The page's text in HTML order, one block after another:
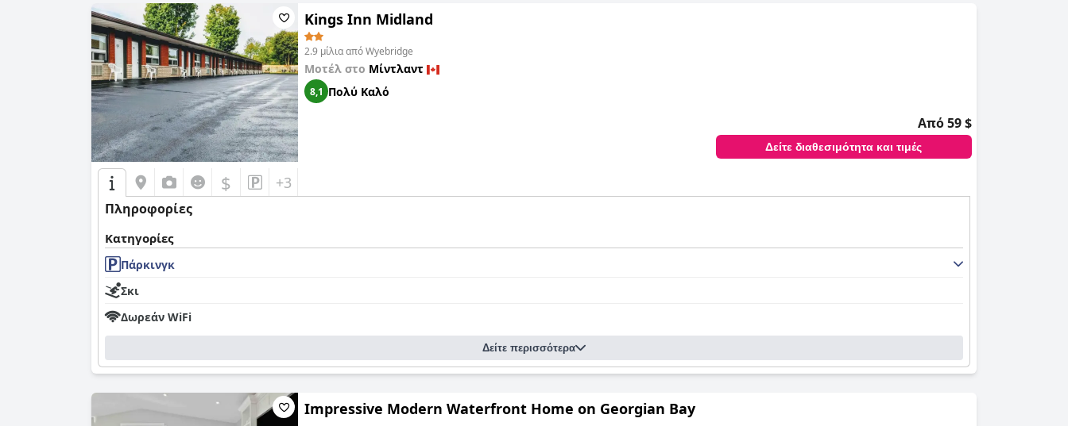
Kings Inn Midland
2.9 μίλια από Wyebridge
Μοτέλ στο Μίντλαντ
8,1 Πολύ Καλό
Από 59 $
Δείτε διαθεσιμότητα και τιμές
$ +3
Πληροφορίες
Κατηγορίες
Πάρκινγκ
Σκι
Δωρεάν WiFi
Δείτε περισσότερα
Impressive Modern Waterfront Home on Georgian Bay